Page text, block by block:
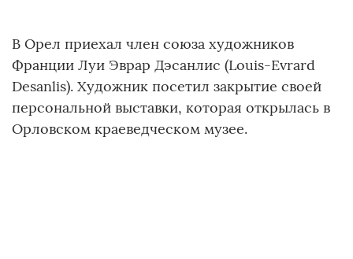
В Орел приехал член союза художников
Франции Луи Эврар Дэсанлис (Louis-Evrard
Desanlis). Художник посетил закрытие своей
персональной выставки, которая открылась в
Орловском краеведческом музее.